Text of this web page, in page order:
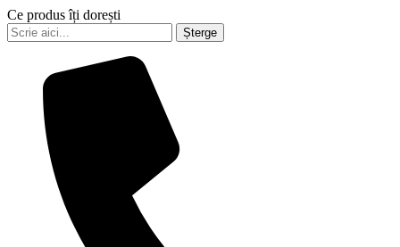
Ce produs îți dorești
Șterge